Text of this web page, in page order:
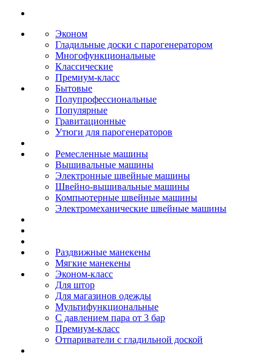
Эконом
Гладильные доски с парогенератором
Многофункциональные
Классические
Премиум-класс
Бытовые
Полупрофессиональные
Популярные
Гравитационные
Утюги для парогенераторов
Ремесленные машины
Вышивальные машины
Электронные швейные машины
Швейно-вышивальные машины
Компьютерные швейные машины
Электромеханические швейные машины
Раздвижные манекены
Мягкие манекены
Эконом-класс
Для штор
Для магазинов одежды
Мультифункциональные
С давлением пара от 3 бар
Премиум-класс
Отпариватели с гладильной доской